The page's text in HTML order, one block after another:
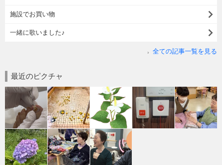
施設でお買い物
一緒に歌いました♪
全ての記事一覧を見る
最近のピクチャ